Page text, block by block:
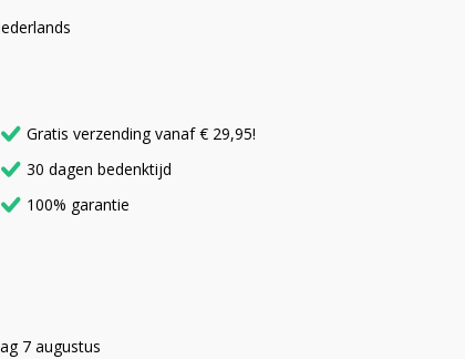
Gratis verzending vanaf € 29,95!
30 dagen bedenktijd
100% garantie
7 augustus